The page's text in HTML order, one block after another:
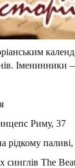
Іменинники
Риму, 37
рідкому
синглів The